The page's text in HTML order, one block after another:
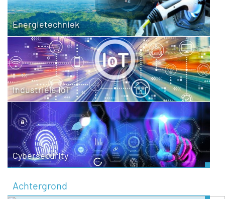
Energietechniek
Industriële IoT
Cybersecurity
Achtergrond